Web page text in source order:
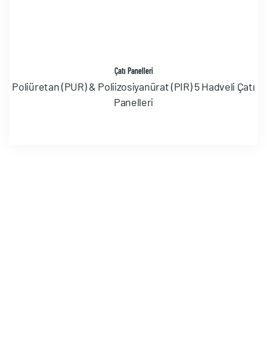
Çatı Panelleri
Poliüretan (PUR) & Poliizosiyanürat (PIR) 5 Hadveli Çatı
Panelleri